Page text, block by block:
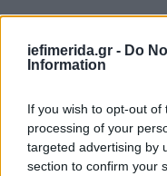
iefimerida.gr - Do
Information
If you wish to opt-out
processing of your
targeted advertising by
section to confirm your